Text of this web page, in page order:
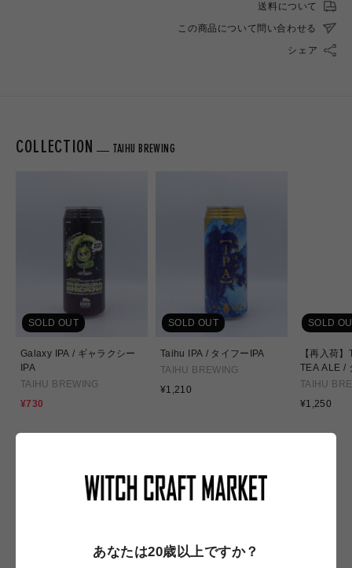
送料について
この商品について問い合わせる
シェア
COLLECTION TAIHU BREWING
SOLD OUT
Galaxy IPA / ギャラクシー
IPA
TAIHU BREWING
セ
ル
¥730
SOLD OUT
Taihu IPA / タイフーIPA
TAIHU BREWING
通
格
¥1,210
SOLD
【再入荷
TEA ALE /
ヤ ティー
TAIHU
通
価
¥1,250
あなたは20歳以上ですか？